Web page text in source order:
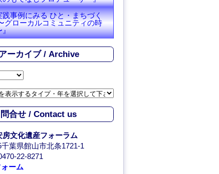
践事例にみる ひと・まちづく
グローカルコミュニティの時
』
ーカイブ / Archive
問合せ / Contact us
房文化遺産フォーラム
千葉県館山市北条1721-1
22-8271
ーム